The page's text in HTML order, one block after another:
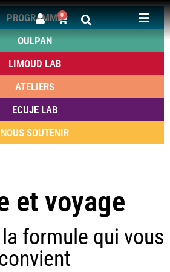
0
PROGRAMME
OULPAN
LIMOUD LAB
ATELIERS
ECUJE LAB
NOUS SOUTENIR
et voyage
formule qui vous